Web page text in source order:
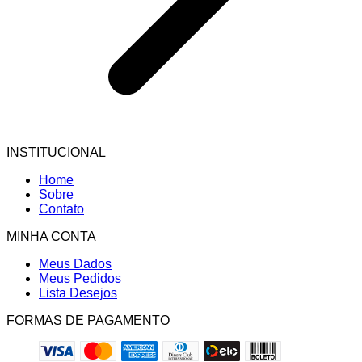
INSTITUCIONAL
Home
Sobre
Contato
MINHA CONTA
Meus Dados
Meus Pedidos
Lista Desejos
FORMAS DE PAGAMENTO